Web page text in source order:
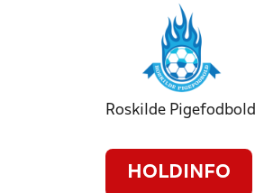
Roskilde Pigefodbold
HOLDINFO